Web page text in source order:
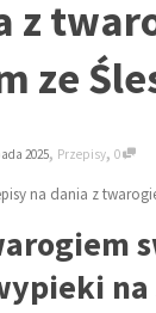
z
ze
2025, Przepisy, 0
na